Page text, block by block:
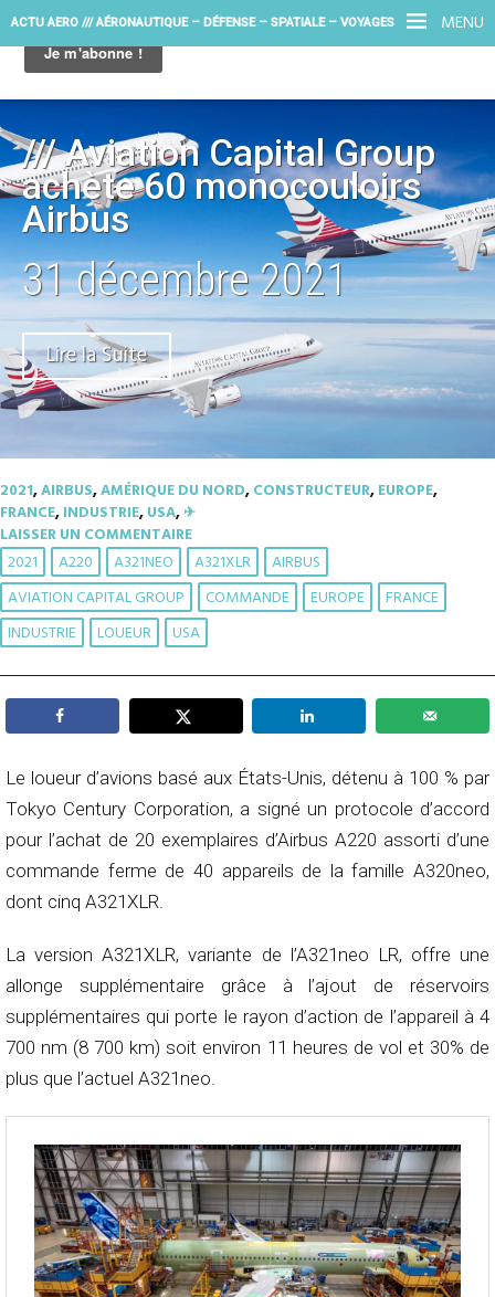
MENU
ACTU AERO /// AÉRONAUTIQUE – DÉFENSE – SPATIALE – VOYAGES
/// Aviation Capital Group
achète 60 monocouloirs
Airbus
31 décembre 2021
Lire la Suite
2021,AIRBUS,AMÉRIQUE DU NORD,CONSTRUCTEUR,EUROPE,
FRANCE,INDUSTRIE,USA,✈︎
LAISSER UN COMMENTAIRE
2021 A220 A321NEO A321XLR
AIRBUS
AVIATION CAPITAL GROUP
COMMANDE EUROPE
FRANCE
INDUSTRIE
LOUEUR USA
Le loueur d’avions basé aux États-Unis, détenu à 100 % par
Tokyo Century Corporation, a signé un protocole d’accord
pour l’achat de 20 exemplaires d’Airbus A220 assorti d’une
commande ferme de 40 appareils de la famille A320neo,
dont cinq A321XLR.
La version A321XLR, variante de l’A321neo LR, offre une
allonge supplémentaire grâce à l’ajout de réservoirs
supplémentaires qui porte le rayon d’action de l’appareil à 4
700 nm (8 700 km) soit environ 11 heures de vol et 30% de
plus que l’actuel A321neo.